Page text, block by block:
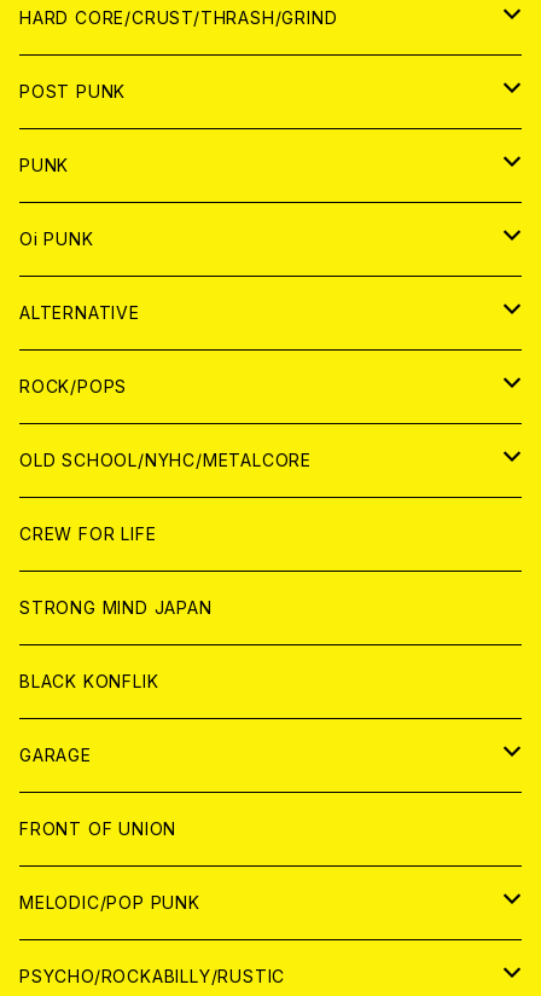
アナログ
DIGITAL CONTENTS
CD
ANALOG
HARD CORE/CRUST/THRASH/GRIND
JAPAN
CD
ANALOG
WORLD
CD
ANALOG
POST PUNK
CD
JAPAN
WORLD
ANALOG
JAPAN
WORLD
PUNK
JAPAN
CD
ANALOG
WORLD
CD
ANALOG
Oi PUNK
JAPAN
CD
ANALOG
WOLRD
CD
ANALOG
ALTERNATIVE
JAPAN
CD
ANALOG
WORLD
CD
ANALOG
ROCK/POPS
JAPAN
CD
ANALOG
WORLD
CD
ANALOG
OLD SCHOOL/NYHC/METALCORE
JAPAN
CD
ANALOG
WORLD
CD
ANALOG
CREW FOR LIFE
STRONG MIND JAPAN
BLACK KONFLIK
GARAGE
JAPAN
アナログ
CD
WORLD
アナログ
FRONT OF UNION
MELODIC/POP PUNK
JAPAN
PSYCHO/ROCKABILLY/RUSTIC